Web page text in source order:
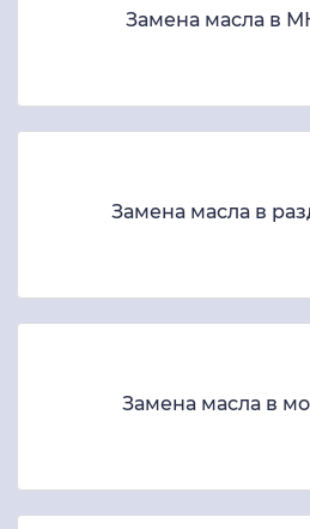
Замена масла в
Замена масла в
Замена масла в